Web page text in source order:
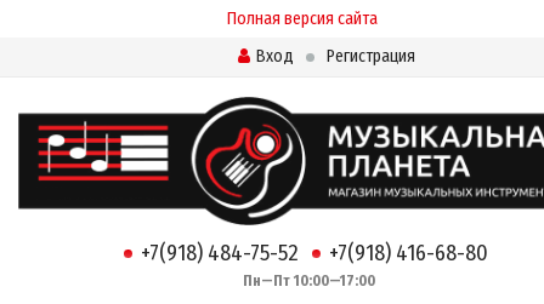
Полная версия сайта
Вход
Регистрация
+7(918) 484-75-52 +7(918) 416-68-80
Пн—Пт 10:00—17:00